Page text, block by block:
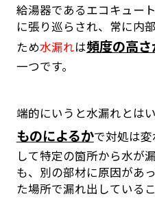
給湯器であるエコキュー
に張り巡らされ、常に内
ため水漏れは頻度の高
一つです。
端的にいうと水漏れとは
ものによるかで対処は
して特定の箇所から水が
も、別の部材に原因があ
た場所で漏れ出している